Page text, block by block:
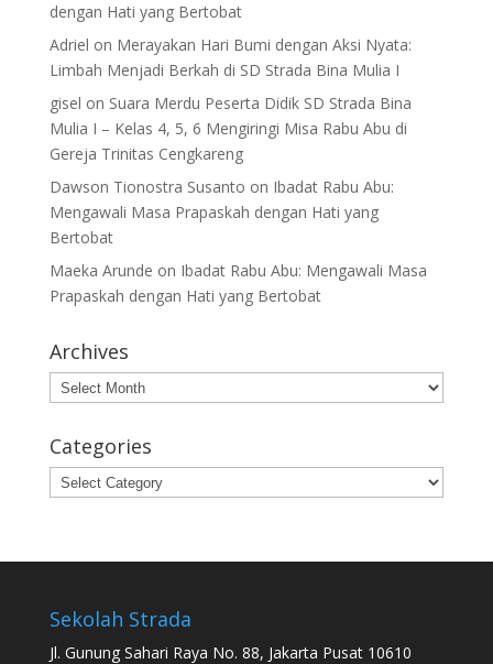
dengan Hati yang Bertobat
Adriel on Merayakan Hari Bumi dengan Aksi Nyata:
Limbah Menjadi Berkah di SD Strada Bina Mulia I
gisel on Suara Merdu Peserta Didik SD Strada Bina
Mulia I – Kelas 4, 5, 6 Mengiringi Misa Rabu Abu di
Gereja Trinitas Cengkareng
Dawson Tionostra Susanto on Ibadat Rabu Abu:
Mengawali Masa Prapaskah dengan Hati yang
Bertobat
Maeka Arunde on Ibadat Rabu Abu: Mengawali Masa
Prapaskah dengan Hati yang Bertobat
Archives
Archives
Categories
Categories
Sekolah Strada
Jl. Gunung Sahari Raya No. 88, Jakarta Pusat 10610